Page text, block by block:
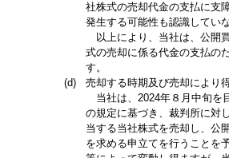
社株式の売却代金の支払に支
発生する可能性も認識してい
以上により、当社は、公開
式の売却に係る代金の支払の
す。
(d)
売却する時期及び売却により
当社は、2024年８月中旬を
の規定に基づき、裁判所に対
当する当社株式を売却し、公
を求める申立てを行うことを